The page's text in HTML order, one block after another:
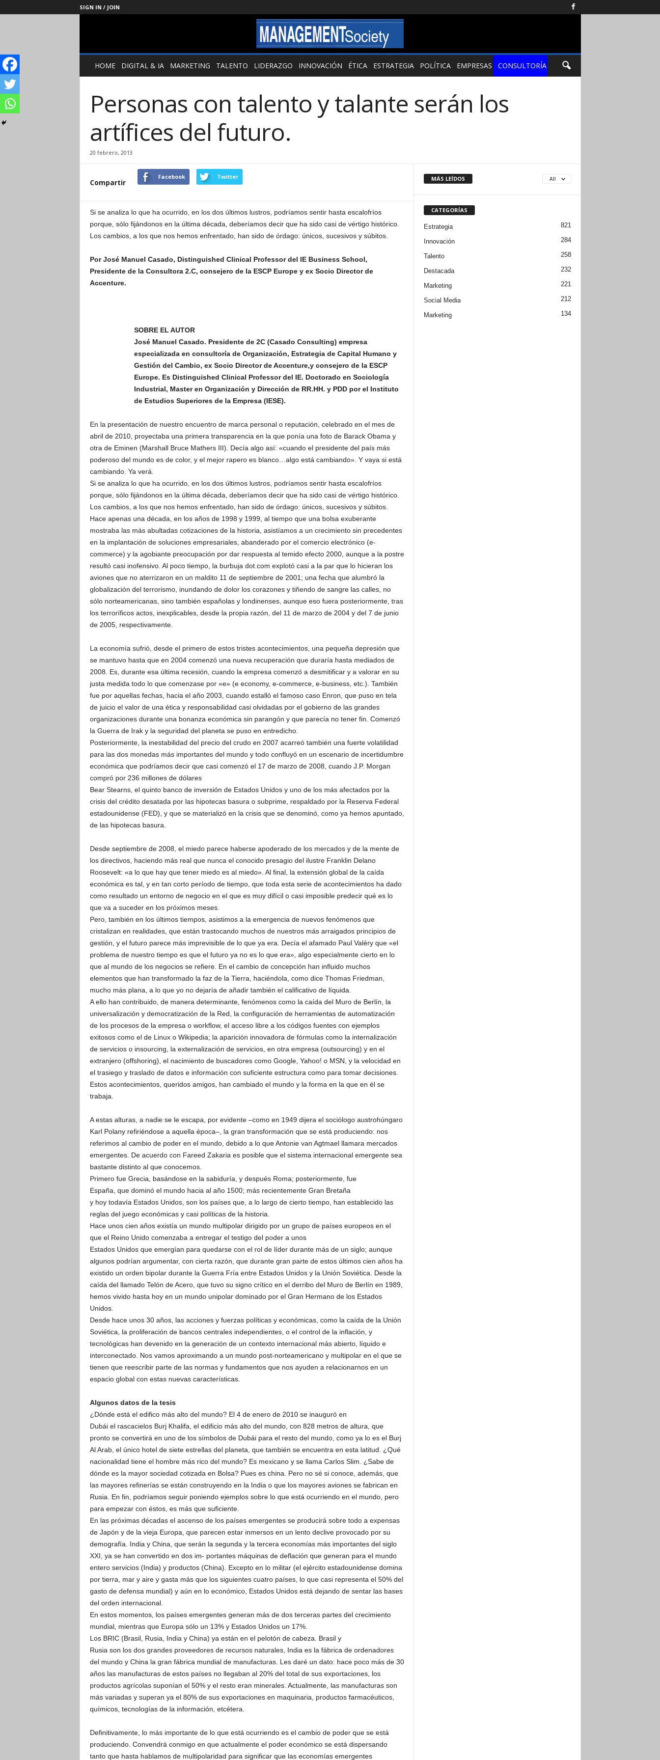
SIGN IN / JOIN
Management
SocietyHOME DIGITAL & IA MARKETING TALENTO LIDERAZGO INNOVACIÓN ÉTICA ESTRATEGIA POLÍTICA EMPRESAS CONSULTORÍA
Personas con talento y talante serán los
artífices del futuro.
20 febrero, 2013
Compartir
Facebook Twitter
Si se analiza lo que ha ocurrido, en los dos últimos lustros, podríamos sentir hasta escalofríos
porque, sólo fijándonos en la última década, deberíamos decir que ha sido casi de vértigo histórico.
Los cambios, a los que nos hemos enfrentado, han sido de órdago: únicos, sucesivos y súbitos.
Por José Manuel Casado, Distinguished Clinical Professor del IE Business School,
Presidente de la Consultora 2.C, consejero de la ESCP Europe y ex Socio Director de
Accenture.
SOBRE EL AUTOR
José Manuel Casado. Presidente de 2C (Casado Consulting) empresa
especializada en consultoría de Organización, Estrategia de Capital Humano y
Gestión del Cambio, ex Socio Director de Accenture,y consejero de la ESCP
Europe. Es Distinguished Clinical Professor del IE. Doctorado en Sociología
Industrial, Master en Organización y Dirección de RR.HH. y PDD por el Instituto
de Estudios Superiores de la Empresa (IESE).
En la presentación de nuestro encuentro de marca personal o reputación, celebrado en el mes de
abril de 2010, proyectaba una primera transparencia en la que ponía una foto de Barack Obama y
otra de Eminen (Marshall Bruce Mathers III). Decía algo así: «cuando el presidente del país más
poderoso del mundo es de color, y el mejor rapero es blanco…algo está cambiando». Y vaya si está
cambiando. Ya verá.
Si se analiza lo que ha ocurrido, en los dos últimos lustros, podríamos sentir hasta escalofríos
porque, sólo fijándonos en la última década, deberíamos decir que ha sido casi de vértigo histórico.
Los cambios, a los que nos hemos enfrentado, han sido de órdago: únicos, sucesivos y súbitos.
Hace apenas una década, en los años de 1998 y 1999, al tiempo que una bolsa exuberante
mostraba las más abultadas cotizaciones de la historia, asistíamos a un crecimiento sin precedentes
en la implantación de soluciones empresariales, abanderado por el comercio electrónico (e-
commerce) y la agobiante preocupación por dar respuesta al temido efecto 2000, aunque a la postre
resultó casi inofensivo. Al poco tiempo, la burbuja dot.com explotó casi a la par que lo hicieran los
aviones que no aterrizaron en un maldito 11 de septiembre de 2001; una fecha que alumbró la
globalización del terrorismo, inundando de dolor los corazones y tiñendo de sangre las calles, no
sólo norteamericanas, sino también españolas y londinenses, aunque eso fuera posteriormente, tras
los terroríficos actos, inexplicables, desde la propia razón, del 11 de marzo de 2004 y del 7 de junio
de 2005, respectivamente.
La economía sufrió, desde el primero de estos tristes acontecimientos, una pequeña depresión que
se mantuvo hasta que en 2004 comenzó una nueva recuperación que duraría hasta mediados de
2008. Es, durante esa última recesión, cuando la empresa comenzó a desmitificar y a valorar en su
justa medida todo lo que comenzase por «e» (e economy, e-commerce, e-business, etc.). También
fue por aquellas fechas, hacia el año 2003, cuando estalló el famoso caso Enron, que puso en tela
de juicio el valor de una ética y responsabilidad casi olvidadas por el gobierno de las grandes
organizaciones durante una bonanza económica sin parangón y que parecía no tener fin. Comenzó
la Guerra de Irak y la seguridad del planeta se puso en entredicho.
Posteriormente, la inestabilidad del precio del crudo en 2007 acarreó también una fuerte volatilidad
para las dos monedas más importantes del mundo y todo confluyó en un escenario de incertidumbre
económica que podríamos decir que casi comenzó el 17 de marzo de 2008, cuando J.P. Morgan
compró por 236 millones de dólares
Bear Stearns, el quinto banco de inversión de Estados Unidos y uno de los más afectados por la
crisis del crédito desatada por las hipotecas basura o subprime, respaldado por la Reserva Federal
estadounidense (FED), y que se materializó en la crisis que se denominó, como ya hemos apuntado,
de las hipotecas basura.
Desde septiembre de 2008, el miedo parece haberse apoderado de los mercados y de la mente de
los directivos, haciendo más real que nunca el conocido presagio del ilustre Franklin Delano
Roosevelt: «a lo que hay que tener miedo es al miedo». Al final, la extensión global de la caída
económica es tal, y en tan corto período de tiempo, que toda esta serie de acontecimientos ha dado
como resultado un entorno de negocio en el que es muy difícil o casi imposible predecir qué es lo
que va a suceder en los próximos meses.
Pero, también en los últimos tiempos, asistimos a la emergencia de nuevos fenómenos que
cristalizan en realidades, que están trastocando muchos de nuestros más arraigados principios de
gestión, y el futuro parece más imprevisible de lo que ya era. Decía el afamado Paul Valéry que «el
problema de nuestro tiempo es que el futuro ya no es lo que era», algo especialmente cierto en lo
que al mundo de los negocios se refiere. En el cambio de concepción han influido muchos
elementos que han transformado la faz de la Tierra, haciéndola, como dice Thomas Friedman,
mucho más plana, a lo que yo no dejaría de añadir también el calificativo de líquida.
A ello han contribuido, de manera determinante, fenómenos como la caída del Muro de Berlín, la
universalización y democratización de la Red, la configuración de herramientas de automatización
de los procesos de la empresa o workflow, el acceso libre a los códigos fuentes con ejemplos
exitosos como el de Linux o Wikipedia; la aparición innovadora de fórmulas como la internalización
de servicios o insourcing, la externalización de servicios, en otra empresa (outsourcing) y en el
extranjero (offshoring), el nacimiento de buscadores como Google, Yahoo! o MSN, y la velocidad en
el trasiego y traslado de datos e información con suficiente estructura como para tomar decisiones.
Estos acontecimientos, queridos amigos, han cambiado el mundo y la forma en la que en él se
trabaja.
A estas alturas, a nadie se le escapa, por evidente –como en 1949 dijera el sociólogo austrohúngaro
Karl Polany refiriéndose a aquella época–, la gran transformación que se está produciendo: nos
referimos al cambio de poder en el mundo, debido a lo que Antonie van Agtmael llamara mercados
emergentes. De acuerdo con Fareed Zakaria es posible que el sistema internacional emergente sea
bastante distinto al que conocemos.
Primero fue Grecia, basándose en la sabiduría, y después Roma; posteriormente, fue
España, que dominó el mundo hacia al año 1500; más recientemente Gran Bretaña
y hoy todavía Estados Unidos, son los países que, a lo largo de cierto tiempo, han establecido las
reglas del juego económicas y casi políticas de la historia.
Hace unos cien años existía un mundo multipolar dirigido por un grupo de países europeos en el
que el Reino Unido comenzaba a entregar el testigo del poder a unos
Estados Unidos que emergían para quedarse con el rol de líder durante más de un siglo; aunque
algunos podrían argumentar, con cierta razón, que durante gran parte de estos últimos cien años ha
existido un orden bipolar durante la Guerra Fría entre Estados Unidos y la Unión Soviética. Desde la
caída del llamado Telón de Acero, que tuvo su signo crítico en el derribo del Muro de Berlín en 1989,
hemos vivido hasta hoy en un mundo unipolar dominado por el Gran Hermano de los Estados
Unidos.
Desde hace unos 30 años, las acciones y fuerzas políticas y económicas, como la caída de la Unión
Soviética, la proliferación de bancos centrales independientes, o el control de la inflación, y
tecnológicas han devenido en la generación de un contexto internacional más abierto, líquido e
interconectado. Nos vamos aproximando a un mundo post-norteamericano y multipolar en el que se
tienen que reescribir parte de las normas y fundamentos que nos ayuden a relacionarnos en un
espacio global con estas nuevas características.
Algunos datos de la tesis
¿Dónde está el edifico más alto del mundo? El 4 de enero de 2010 se inauguró en
Dubái el rascacielos Burj Khalifa, el edificio más alto del mundo, con 828 metros de altura, que
pronto se convertirá en uno de los símbolos de Dubái para el resto del mundo, como ya lo es el Burj
Al Arab, el único hotel de siete estrellas del planeta, que también se encuentra en esta latitud. ¿Qué
nacionalidad tiene el hombre más rico del mundo? Es mexicano y se llama Carlos Slim. ¿Sabe de
dónde es la mayor sociedad cotizada en Bolsa? Pues es china. Pero no sé si conoce, además, que
las mayores refinerías se están construyendo en la India o que los mayores aviones se fabrican en
Rusia. En fin, podríamos seguir poniendo ejemplos sobre lo que está ocurriendo en el mundo, pero
para empezar con éstos, es más que suficiente.
En las próximas décadas el ascenso de los países emergentes se producirá sobre todo a expensas
de Japón y de la vieja Europa, que parecen estar inmersos en un lento declive provocado por su
demografía. India y China, que serán la segunda y la tercera economías más importantes del siglo
XXI, ya se han convertido en dos im- portantes máquinas de deflación que generan para el mundo
entero servicios (India) y productos (China). Excepto en lo militar (el ejército estadounidense domina
por tierra, mar y aire y gasta más que los siguientes cuatro países, lo que casi representa el 50% del
gasto de defensa mundial) y aún en lo económico, Estados Unidos está dejando de sentar las bases
del orden internacional.
En estos momentos, los países emergentes generan más de dos terceras partes del crecimiento
mundial, mientras que Europa sólo un 13% y Estados Unidos un 17%.
Los BRIC (Brasil, Rusia, India y China) ya están en el pelotón de cabeza. Brasil y
Rusia son los dos grandes proveedores de recursos naturales, India es la fábrica de ordenadores
del mundo y China la gran fábrica mundial de manufacturas. Les daré un dato: hace poco más de 30
años las manufacturas de estos países no llegaban al 20% del total de sus exportaciones, los
productos agrícolas suponían el 50% y el resto eran minerales. Actualmente, las manufacturas son
más variadas y superan ya el 80% de sus exportaciones en maquinaria, productos farmacéuticos,
químicos, tecnologías de la información, etcétera.
Definitivamente, lo más importante de lo que está ocurriendo es el cambio de poder que se está
produciendo. Convendrá conmigo en que actualmente el poder económico se está dispersando
tanto que hasta hablamos de multipolaridad para significar que las economías emergentes
MÁS LEÍDOS All
CATEGORÍAS
Estrategia 821
Innovación 284
Talento 258
Destacada 232
Marketing 221
Social Media 212
Marketing 134